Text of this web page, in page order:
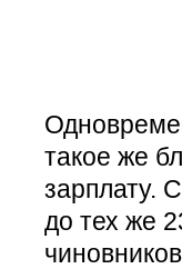
такое же
зарплату.
до тех же